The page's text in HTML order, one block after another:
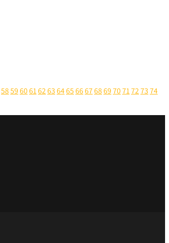
5859606162636465666768697071727374